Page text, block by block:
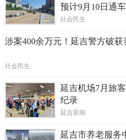
预计9月10日通车
社会民生
涉案400余万元！延吉警方破
社会民生
延吉机场7月旅
纪录
延吉新闻
延吉市养老服务